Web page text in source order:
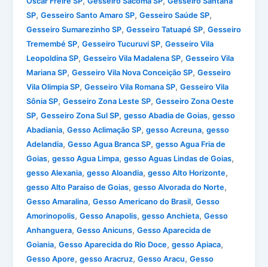
SP,Gesseiro Santo Amaro SP,Gesseiro Saúde SP,
Gesseiro Sumarezinho SP,Gesseiro Tatuapé SP,Gesseiro
Tremembé SP,Gesseiro Tucuruvi SP,Gesseiro Vila
Leopoldina SP,Gesseiro Vila Madalena SP,Gesseiro Vila
Mariana SP,Gesseiro Vila Nova Conceição SP,Gesseiro
Vila Olimpia SP,Gesseiro Vila Romana SP,Gesseiro Vila
Sônia SP,Gesseiro Zona Leste SP,Gesseiro Zona Oeste
SP,Gesseiro Zona Sul SP,gesso Abadia de Goias,gesso
Abadiania,Gesso Aclimação SP,gesso Acreuna,gesso
Adelandia,Gesso Agua Branca SP,gesso Agua Fria de
Goias,gesso Agua Limpa,gesso Aguas Lindas de Goias,
gesso Alexania,gesso Aloandia,gesso Alto Horizonte,
gesso Alto Paraiso de Goias,gesso Alvorada do Norte,
Gesso Amaralina,Gesso Americano do Brasil,Gesso
Amorinopolis,Gesso Anapolis,gesso Anchieta,Gesso
Anhanguera,Gesso Anicuns,Gesso Aparecida de
Goiania,Gesso Aparecida do Rio Doce,gesso Apiaca,
Gesso Apore,gesso Aracruz,Gesso Aracu,Gesso